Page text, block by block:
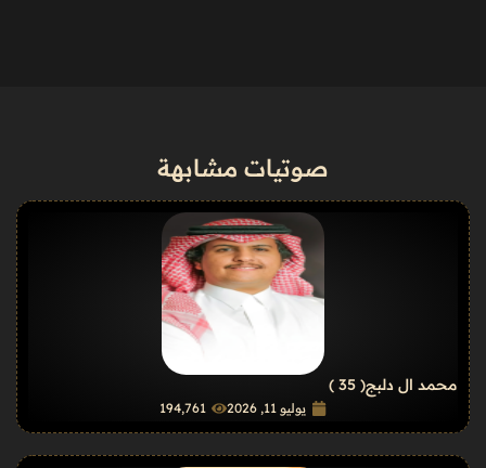
صوتيات مشابهة
محمد ال دلبج( 35 )
يوليو 11, 2026 194٬761